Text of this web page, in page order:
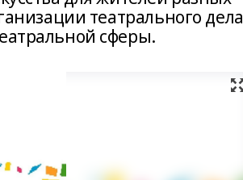
театрального дела
сферы.